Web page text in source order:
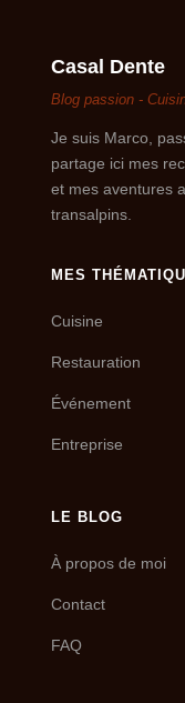
Casal Dente
Blog passion -
Je suis Marco,
partage ici mes
et mes aventures
transalpins.
MES
Cuisine
Restauration
Événement
Entreprise
LE BLOG
À propos de moi
Contact
FAQ